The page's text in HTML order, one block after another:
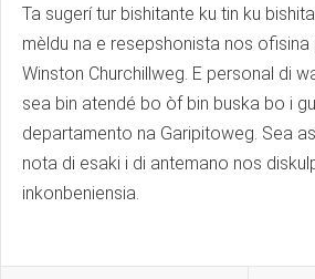
Ta sugerí tur bishitante ku tin ku
mèldu na e resepshonista nos ofisina
Winston Churchillweg. E personal di
sea bin atendé bo òf bin buska bo i
departamento na Garipitoweg. Sea
nota di esaki i di antemano nos
inkonbeniensia.